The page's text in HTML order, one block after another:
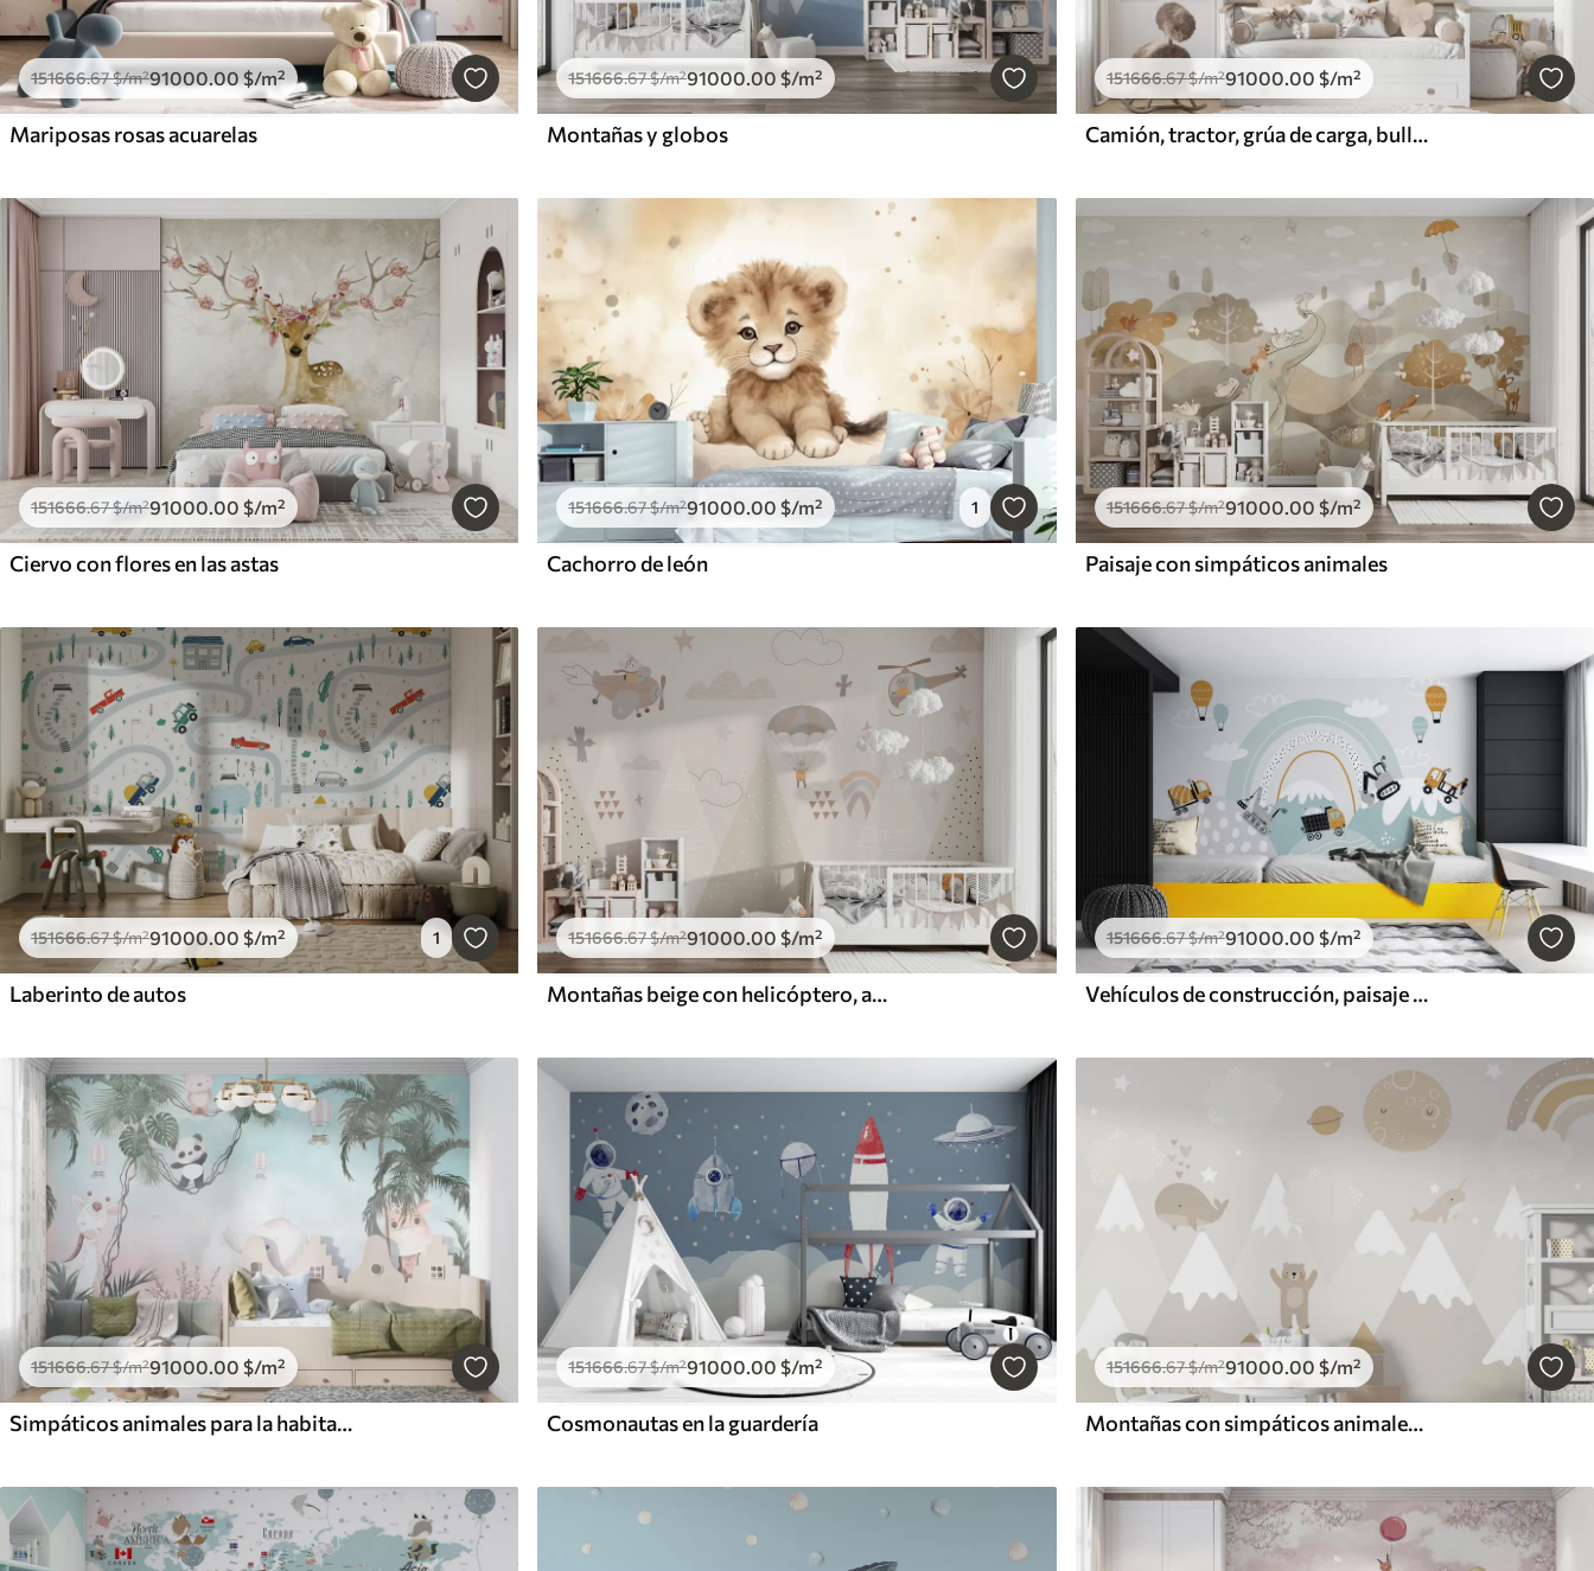
151666.67$/m²91000 .00 $/m²
Mariposas rosas acuarelas
151666.67$/m²91000 .00 $/m²
Montañas y globos
151666.67$/m²91000 .00 $/m²
Camión, tractor, grúa de carga, bulldozer, excavadora
151666.67$/m²91000.00 $/m²
Ciervo con flores en las astas
151666.67$/m²91000.00 $/m² 1
Cachorro de león
151666.67$/m²91000.00 $/m²
Paisaje con simpáticos animales
151666.67$/m²91000.00 $/m² 1
Laberinto de autos
151666.67$/m²91000.00 $/m²
Montañas beige con helicóptero, avión y animales
151666.67$/m²91000.00 $/m²
Vehículos de construcción, paisaje montañoso, globos y nubes al estilo escandinavo
151666.67$/m²91000.00 $/m²
Simpáticos animales para la habitación de los niños
151666.67$/m²91000.00 $/m²
Cosmonautas en la guardería
151666.67$/m²91000.00 $/m²
Montañas con simpáticos animales, nubes y planetas, colores beige